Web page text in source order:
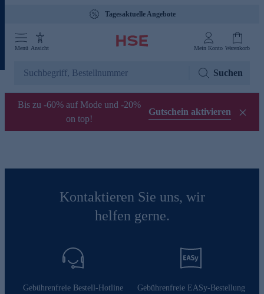
Tagesaktuelle Angebote
Menü Ansicht Mein Konto Warenkorb
Suchen
Bis zu -60% auf Mode und -20%
on top!
Gutschein aktivieren
Kontaktieren Sie uns, wir
helfen gerne.
Gebührenfreie Bestell-Hotline Gebührenfreie EASy-Bestellung